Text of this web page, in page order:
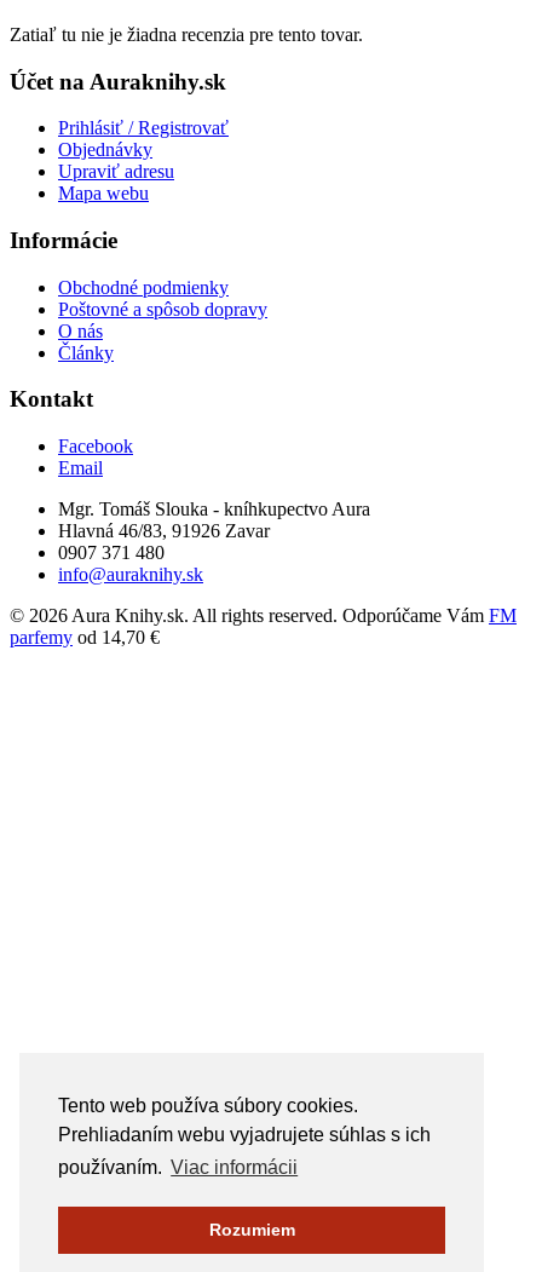
Tento web používa súbory cookies.
Prehliadaním webu vyjadrujete súhlas s ich
používaním. Viac informácii
Rozumiem
Zatiaľ tu nie je žiadna recenzia pre tento tovar.
Účet na Auraknihy.sk
Prihlásiť / Registrovať
Objednávky
Upraviť adresu
Mapa webu
Informácie
Obchodné podmienky
Poštovné a spôsob dopravy
O nás
Články
Kontakt
Facebook
Email
Mgr. Tomáš Slouka - kníhkupectvo Aura
Hlavná 46/83, 91926 Zavar
0907 371 480
info@auraknihy.sk
© 2026 Aura Knihy.sk. All rights reserved. Odporúčame Vám FM
parfemy od 14,70 €